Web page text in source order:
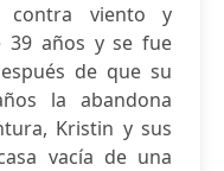
contra viento y
39 años y se fue
de que su
la abandona
Kristin y sus
vacía de una